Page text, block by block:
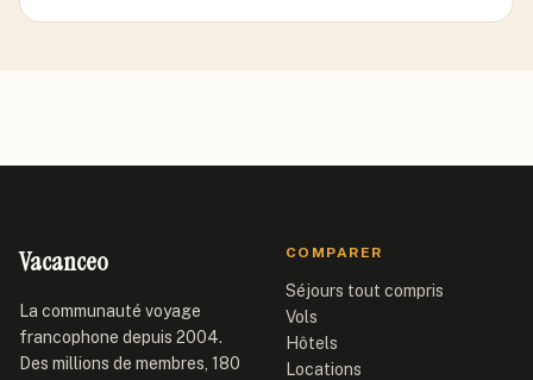
Vacanceo
La communauté voyage
francophone depuis 2004.
Des millions de membres, 180
COMPARER
Séjours tout compris
Vols
Hôtels
Locations